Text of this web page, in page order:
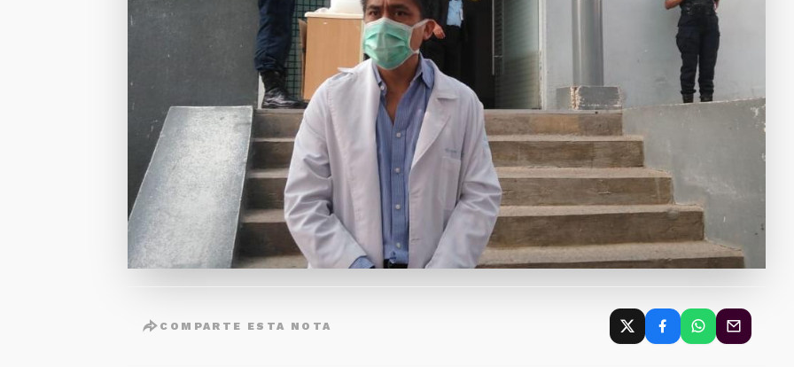
COMPARTE ESTA NOTA